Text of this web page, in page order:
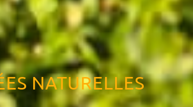
NATURELLES